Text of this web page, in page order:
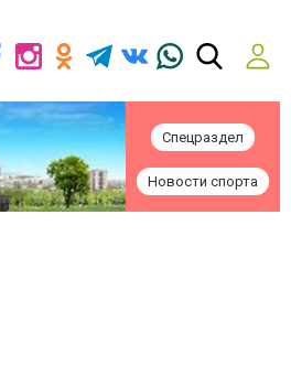
Спецраздел
Новости спорта